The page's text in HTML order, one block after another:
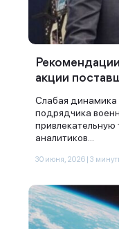
акции
Слабая динамика
подрядчика
привлекательную
аналитиков...
30 июня, 2026 | 3